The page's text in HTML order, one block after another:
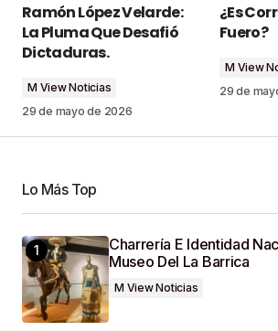
publicada. Los campos obligatorios
marcados con*
Comment
Your E-Mail*
Guardar Mi Nombre, Correo
Ramón López Velarde:
La Pluma Que Desafió
Dictaduras.
M View Noticias
29 de mayo de 2026
¿Es
Fuero?
M View
29 de
Lo Más Top
Charrería E Identidad
Museo Del La Barrica
M View Noticias